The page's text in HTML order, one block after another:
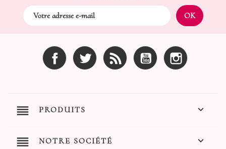
Facebook Twitter Rss YouTube
reorder PRODUITS 
reorder NOTRE SOCIÉTÉ 